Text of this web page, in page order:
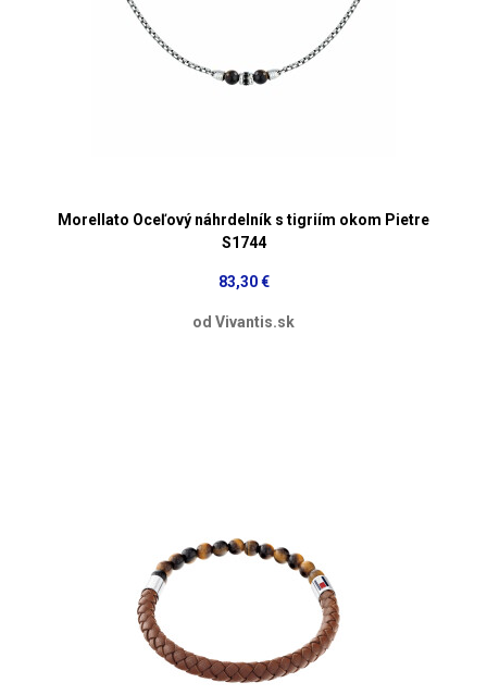
Morellato Oceľový náhrdelník s tigriím okom Pietre
S1744
83,30 €
od Vivantis.sk